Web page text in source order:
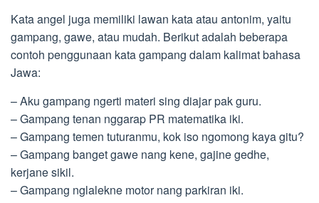
Kata angel juga memiliki lawan kata atau antonim, yaitu
gampang, gawe, atau mudah. Berikut adalah beberapa
contoh penggunaan kata gampang dalam kalimat bahasa
Jawa:
– Aku gampang ngerti materi sing diajar pak guru.
– Gampang tenan nggarap PR matematika iki.
– Gampang temen tuturanmu, kok iso ngomong kaya gitu?
– Gampang banget gawe nang kene, gajine gedhe,
kerjane sikil.
– Gampang nglalekne motor nang parkiran iki.